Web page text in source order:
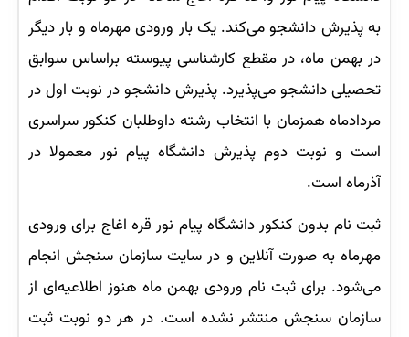
به پذیرش دانشجو می‌کند. یک بار ورودی مهرماه و بار دیگر
در بهمن ماه، در مقطع کارشناسی پیوسته براساس سوابق
تحصیلی دانشجو می‌پذیرد. پذیرش دانشجو در نوبت اول در
مردادماه همزمان با انتخاب رشته داوطلبان کنکور سراسری
است و نوبت دوم پذیرش دانشگاه پیام نور معمولا در
آذرماه است.
ثبت نام بدون کنکور دانشگاه پیام نور قره اغاج برای ورودی
مهرماه به صورت آنلاین و در سایت سازمان سنجش انجام
می‌شود. برای ثبت نام ورودی بهمن ماه هنوز اطلاعیه‌ای از
سازمان سنجش منتشر نشده است. در هر دو نوبت ثبت